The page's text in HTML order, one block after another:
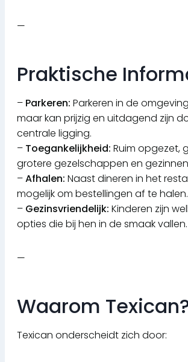
—
Praktische
– Parkeren: Parkeren in de
maar kan prijzig en uitdagend zijn
centrale ligging.
– Toegankelijkheid: Ruim opgezet,
grotere gezelschappen en
–Afhalen: Naast dineren in het
mogelijk om bestellingen af te halen.
– Gezinsvriendelijk: Kinderen zijn
opties die bij hen in de smaak vallen.
—
Waarom
Texican onderscheidt zich door: